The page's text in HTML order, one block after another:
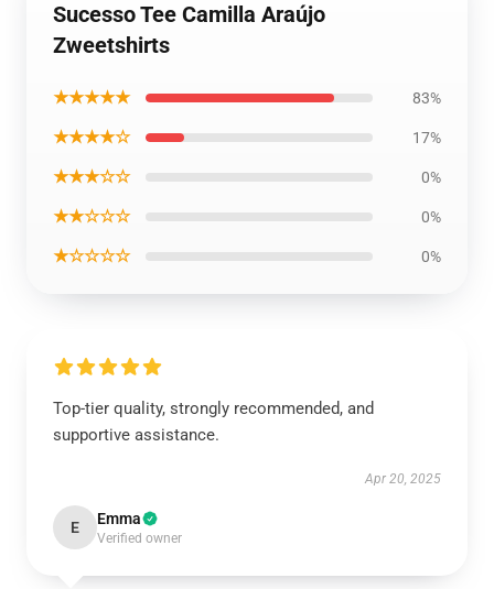
Sucesso Tee Camilla Araújo
Zweetshirts
★★★★★ 83%
★★★★☆ 17%
★★★☆☆ 0%
★★☆☆☆ 0%
★☆☆☆☆ 0%
Top-tier quality, strongly recommended, and
supportive assistance.
Apr 20, 2025
E Emma
Verified owner